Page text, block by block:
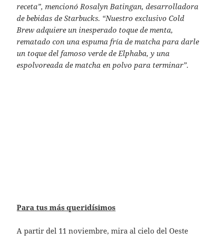
receta”, mencionó Rosalyn Batingan, desarrolladora
de bebidas de Starbucks. “Nuestro exclusivo Cold
Brew adquiere un inesperado toque de menta,
rematado con una espuma fría de matcha para darle
un toque del famoso verde de Elphaba, y una
espolvoreada de matcha en polvo para terminar”.
Para tus más queridísimos
A partir del 11 noviembre, mira al cielo del Oeste